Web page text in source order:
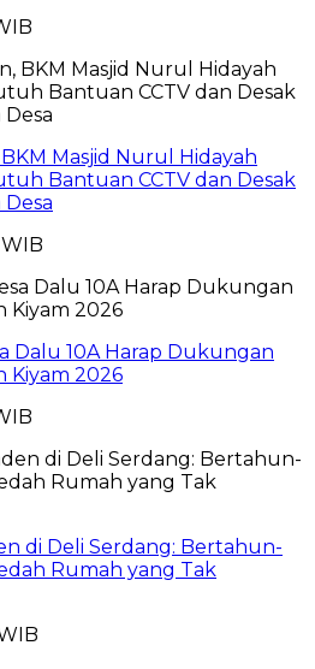
Masjid Nurul Hidayah
Bantuan CCTV dan Desak
Dalu 10A Harap Dukungan
2026
di Deli Serdang: Bertahun-
Rumah yang Tak